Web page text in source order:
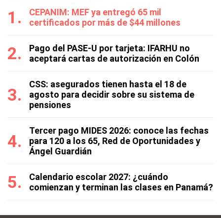
CEPANIM: MEF ya entregó 65 mil
certificados por más de $44 millones
Pago del PASE-U por tarjeta: IFARHU no
aceptará cartas de autorización en Colón
CSS: asegurados tienen hasta el 18 de
agosto para decidir sobre su sistema de
pensiones
Tercer pago MIDES 2026: conoce las fechas
para 120 a los 65, Red de Oportunidades y
Ángel Guardián
Calendario escolar 2027: ¿cuándo
comienzan y terminan las clases en Panamá?